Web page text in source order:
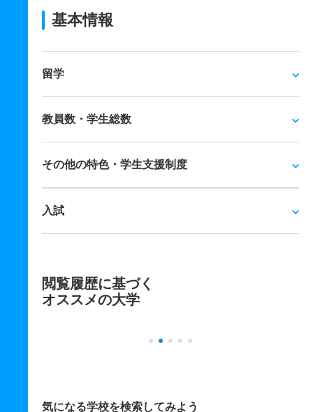
基本情報
留学
教員数・学生総数
その他の特色・学生支援制度
入試
閲覧履歴に基づく
オススメの大学
気になる学校を検索してみよう